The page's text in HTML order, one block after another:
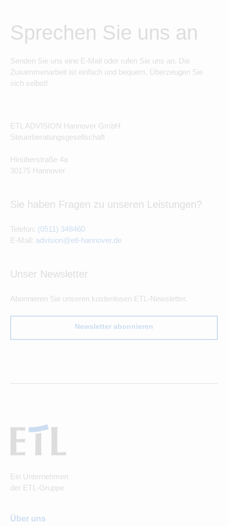
Sprechen Sie uns an
Senden Sie uns eine E-Mail oder rufen Sie uns an. Die
Zusammenarbeit ist einfach und bequem. Überzeugen Sie
sich selbst!
ETL ADVISION Hannover GmbH
Steuerberatungsgesellschaft
Hinüberstraße 4a
30175 Hannover
Sie haben Fragen zu unseren Leistungen?
Telefon: (0511) 348460
E-Mail: advision@etl-hannover.de
Unser Newsletter
Abonnieren Sie unseren kostenlosen ETL-Newsletter.
Newsletter abonnieren
Ein Unternehmen
der ETL-Gruppe
Über uns